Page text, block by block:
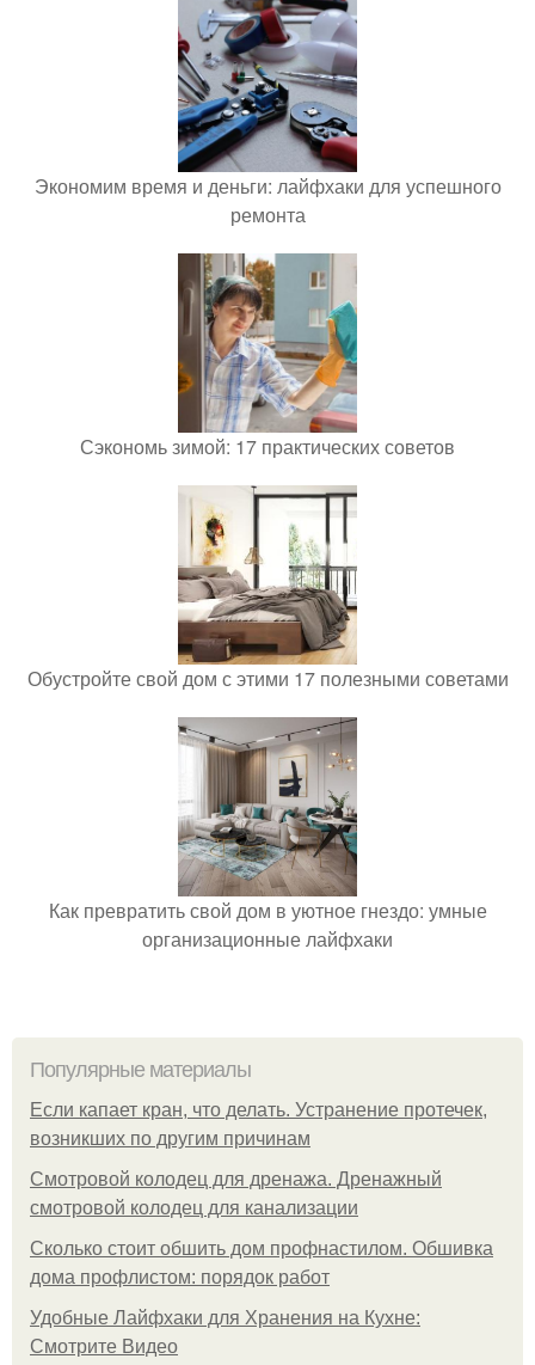
Экономим время и деньги: лайфхаки для успешного
ремонта
Сэкономь зимой: 17 практических советов
Обустройте свой дом с этими 17 полезными советами
Как превратить свой дом в уютное гнездо: умные
организационные лайфхаки
Популярные материалы
Если капает кран, что делать. Устранение протечек,
возникших по другим причинам
Смотровой колодец для дренажа. Дренажный
смотровой колодец для канализации
Сколько стоит обшить дом профнастилом. Обшивка
дома профлистом: порядок работ
Удобные Лайфхаки для Хранения на Кухне:
Смотрите Видео